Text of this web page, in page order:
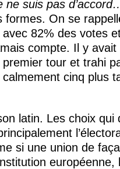
ne suis pas
formes. On se
82% des votes
compte. Il y
premier tour et trahi
cinq plus
latin. Les choix qui
si une union de
européenne,